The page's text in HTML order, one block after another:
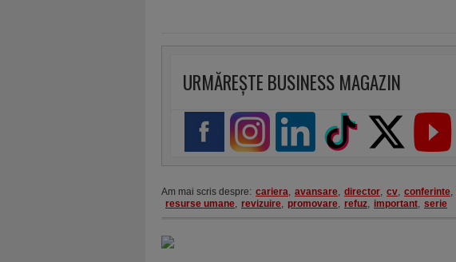
URMĂREȘTE BUSINESS MAGAZIN
Am mai scris despre: cariera, avansare, director, cv, conferinte,
resurse umane, revizuire, promovare, refuz, important, serie